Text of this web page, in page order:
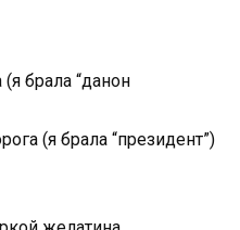
(я брала “данон
(я брала “президент”)